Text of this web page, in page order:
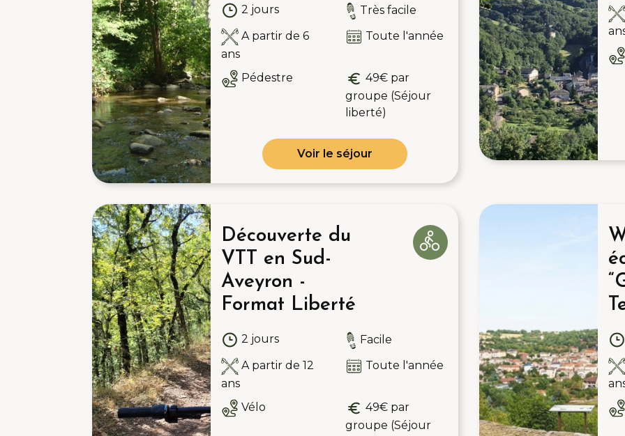
2 jours
Très facile
A partir de 6
ans
Toute l'année
Pédestre
49€ par
groupe (Séjour
liberté)
Voir le séjour
Découverte du
VTT en Sud-
Aveyron -
Format Liberté
2 jours
Facile
A partir de 12
ans
Toute l'année
Vélo
49€ par
groupe (Séjour